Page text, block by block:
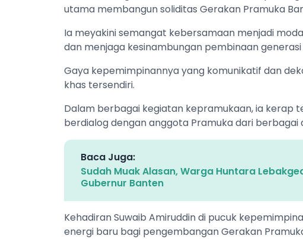
utama membangun soliditas Gerakan Pramuka
Ia meyakini semangat kebersamaan menjadi
dan menjaga kesinambungan pembinaan generasi
Gaya kepemimpinannya yang komunikatif dan
khas tersendiri.
Dalam berbagai kegiatan kepramukaan, ia kerap
berdialog dengan anggota Pramuka dari berbagai
Baca Juga:
Sudah Muak Alasan, Warga Huntara
Gubernur Banten
Kehadiran Suwaib Amiruddin di pucuk
energi baru bagi pengembangan Gerakan